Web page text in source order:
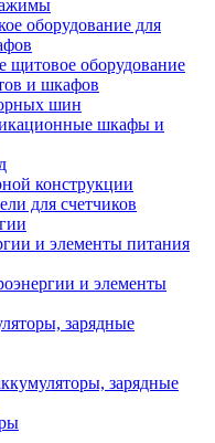
оборудование для
щитовое оборудование
и шкафов
шин
шкафы и
конструкции
для счетчиков
и элементы питания
и элементы
зарядные
зарядные